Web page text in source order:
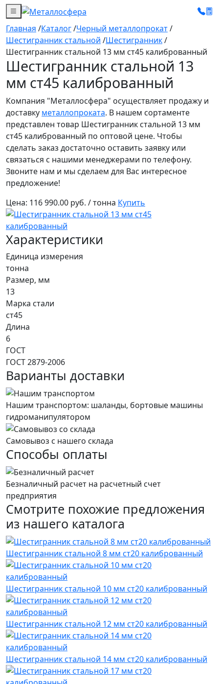
Главная /Каталог/Черный металлопрокат/
Шестигранник стальной /Шестигранник/
Шестигранник стальной 13 мм ст45 калиброванный
Шестигранник стальной 13
мм ст45 калиброванный
Компания "Металлосфера" осуществляет продажу и
доставку металлопроката. В нашем сортаменте
представлен товар Шестигранник стальной 13 мм
ст45 калиброванный по оптовой цене. Чтобы
сделать заказ достаточно оставить заявку или
связаться с нашими менеджерами по телефону.
Звоните нам и мы сделаем для Вас интересное
предложение!
Цена: 116 990.00 руб. / тонна Купить
Характеристики
Единица измерения
тонна
Размер, мм
13
Марка стали
ст45
Длина
6
ГОСТ
ГОСТ 2879-2006
Варианты доставки
Нашим транспортом: шаланды, бортовые машины
гидроманипулятором
Самовывоз с нашего склада
Способы оплаты
Безналичный расчет на расчетный счет
предприятия
Смотрите похожие предложения
из нашего каталога
Шестигранник стальной 8 мм ст20 калиброванный
Шестигранник стальной 10 мм ст20 калиброванный
Шестигранник стальной 12 мм ст20 калиброванный
Шестигранник стальной 14 мм ст20 калиброванный